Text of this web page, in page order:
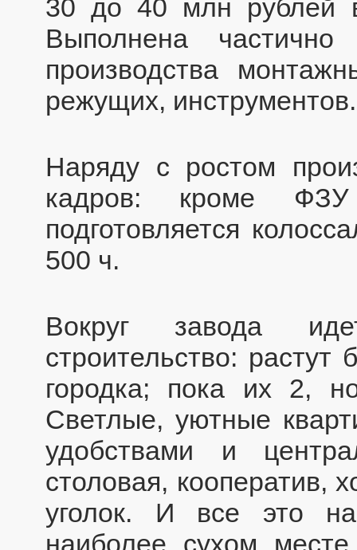
30 до 40 млн рублей
Выполнена
производства
режущих, инструментов.
Наряду с ростом
кадров: кроме ФЗУ
подготовляется
500 ч.
Вокруг завода
строительство: растут
городка; пока их 2,
Светлые, уютные
удобствами и
столовая, кооператив,
уголок. И все это
наиболее сухом